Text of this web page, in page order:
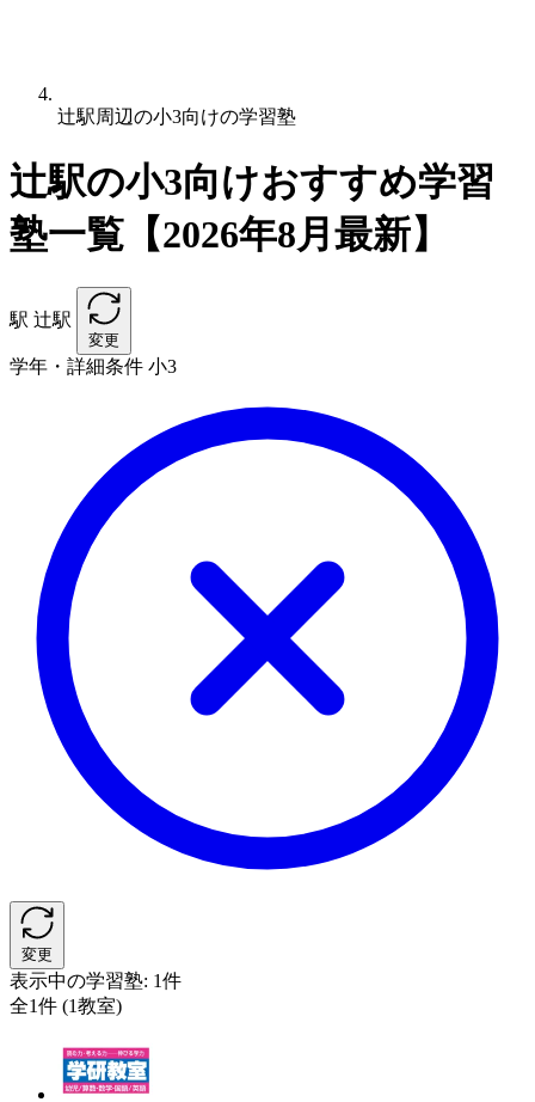
辻駅周辺の小3向けの学習塾
辻駅の小3向けおすすめ学習
塾一覧【2026年8月最新】
駅 辻駅
変更
学年・詳細条件 小3
変更
表示中の学習塾: 1件
全1件 (1教室)